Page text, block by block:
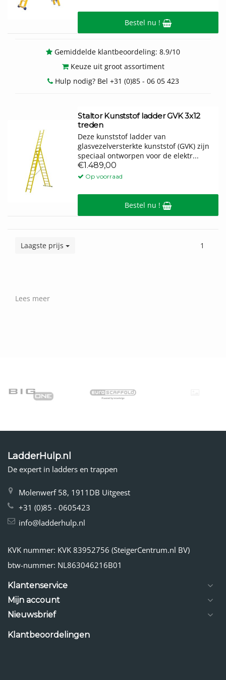
Bestel nu !
Gemiddelde klantbeoordeling: 8.9/10
Keuze uit groot assortiment
Hulp nodig? Bel +31 (0)85 - 06 05 423
Staltor Kunststof ladder GVK 3x12
treden
Deze kunststof ladder van
glasvezelversterkte kunststof (GVK) zijn
speciaal ontworpen voor de elektr...
€1.489,00
Op voorraad
Bestel nu !
Laagste prijs 1
Lees meer
LadderHulp.nl
De expert in ladders en trappen
Molenwerf 58, 1911DB Uitgeest
+31 (0)85 - 0605423
info@ladderhulp.nl
KVK nummer: KVK 83952756 (SteigerCentrum.nl BV)
btw-nummer: NL863046216B01
Klantenservice
Mijn account
Nieuwsbrief
Klantbeoordelingen